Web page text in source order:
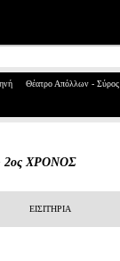
Θέατρο Απόλλων - Σύρος
ΧΡΟΝΟΣ
ΕΙΣΙΤΗΡΙΑ